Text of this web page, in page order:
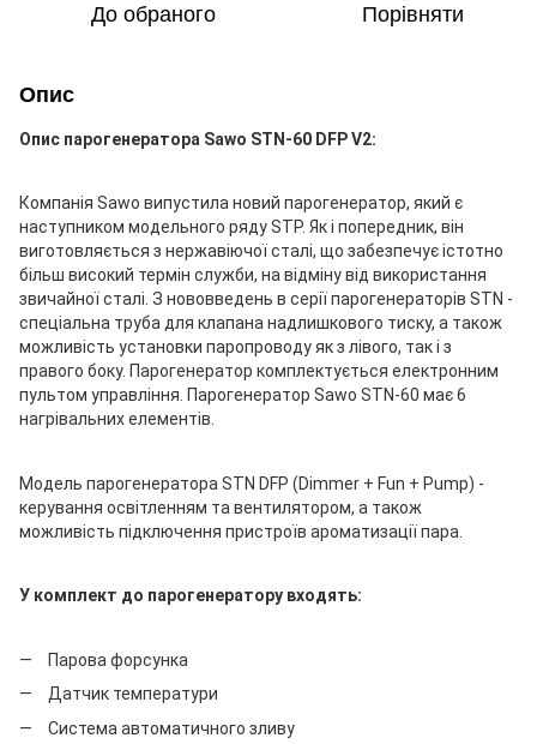
До обраного Порівняти
Опис
Опис парогенератора Sawo STN-60 DFP V2:
Компанія Sawo випустила новий парогенератор, який є
наступником модельного ряду STP. Як і попередник, він
виготовляється з нержавіючої сталі, що забезпечує істотно
більш високий термін служби, на відміну від використання
звичайної сталі. З нововведень в серії парогенераторів STN -
спеціальна труба для клапана надлишкового тиску, а також
можливість установки паропроводу як з лівого, так і з
правого боку. Парогенератор комплектується електронним
пультом управління. Парогенератор Sawo STN-60 має 6
нагрівальних елементів.
Модель парогенератора STN DFP (Dimmer + Fun + Pump) -
керування освітленням та вентилятором, а також
можливість підключення пристроїв ароматизації пара.
У комплект до парогенератору входять:
Парова форсунка
Датчик температури
Система автоматичного зливу